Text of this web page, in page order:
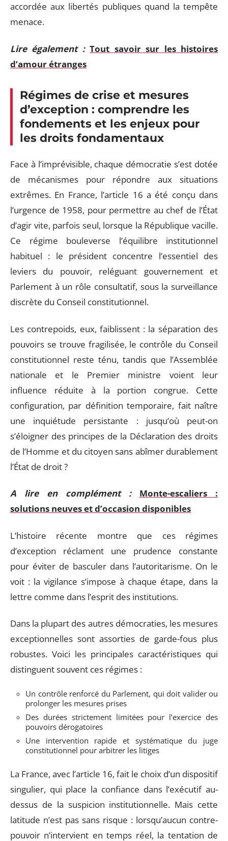
accordée aux libertés publiques quand la tempête
menace.
Lire également : Tout savoir sur les histoires
d’amour étranges
Régimes de crise et mesures
d’exception : comprendre les
fondements et les enjeux pour
les droits fondamentaux
Face à l’imprévisible, chaque démocratie s’est dotée
de mécanismes pour répondre aux situations
extrêmes. En France, l’article 16 a été conçu dans
l’urgence de 1958, pour permettre au chef de l’État
d’agir vite, parfois seul, lorsque la République vacille.
Ce régime bouleverse l’équilibre institutionnel
habituel : le président concentre l’essentiel des
leviers du pouvoir, reléguant gouvernement et
Parlement à un rôle consultatif, sous la surveillance
discrète du Conseil constitutionnel.
Les contrepoids, eux, faiblissent : la séparation des
pouvoirs se trouve fragilisée, le contrôle du Conseil
constitutionnel reste ténu, tandis que l’Assemblée
nationale et le Premier ministre voient leur
influence réduite à la portion congrue. Cette
configuration, par définition temporaire, fait naître
une inquiétude persistante : jusqu’où peut-on
s’éloigner des principes de la Déclaration des droits
de l’Homme et du citoyen sans abîmer durablement
l’État de droit ?
A lire en complément :
Monte-escaliers :
solutions neuves et d’occasion disponibles
L’histoire récente montre que ces régimes
d’exception réclament une prudence constante
pour éviter de basculer dans l’autoritarisme. On le
voit : la vigilance s’impose à chaque étape, dans la
lettre comme dans l’esprit des institutions.
Dans la plupart des autres démocraties, les mesures
exceptionnelles sont assorties de garde-fous plus
robustes. Voici les principales caractéristiques qui
distinguent souvent ces régimes :
Un contrôle renforcé du Parlement, qui doit valider ou
prolonger les mesures prises
Des durées strictement limitées pour l’exercice des
pouvoirs dérogatoires
Une intervention rapide et systématique du juge
constitutionnel pour arbitrer les litiges
La France, avec l’article 16, fait le choix d’un dispositif
singulier, qui place la confiance dans l’exécutif au-
dessus de la suspicion institutionnelle. Mais cette
latitude n’est pas sans risque : lorsqu’aucun contre-
pouvoir n’intervient en temps réel, la tentation de